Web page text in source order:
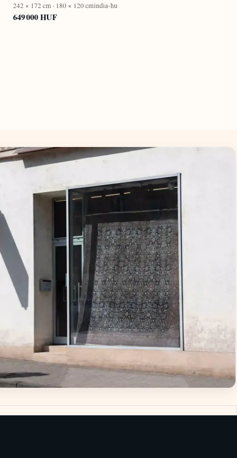
242 × 172 cm · 180 × 120 cmindia-hu
649 000 HUF